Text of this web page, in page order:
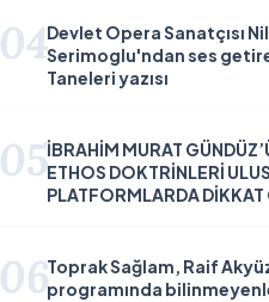
04Devlet Opera Sanatçısı
Serimoglu'ndan ses
Taneleri yazısı
05İBRAHİM MURAT
ETHOS DOKTRİNLERİ
PLATFORMLARDA
06Toprak Sağlam, Raif
programında